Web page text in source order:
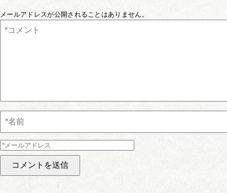
メールアドレスが公開されることはありません。